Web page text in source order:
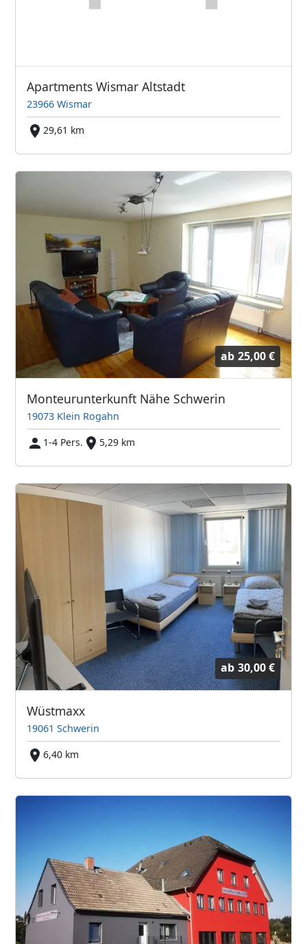
Apartments Wismar Altstadt
23966 Wismar
29,61 km
ab 25,00 €
Monteurunterkunft Nähe Schwerin
19073 Klein Rogahn
1-4 Pers.
5,29 km
ab 30,00 €
Wüstmaxx
19061 Schwerin
6,40 km